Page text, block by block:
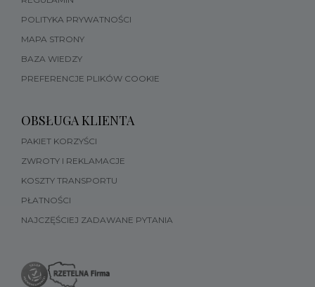
POLITYKA PRYWATNOŚCI
MAPA STRONY
BAZA WIEDZY
PREFERENCJE PLIKÓW COOKIE
OBSŁUGA KLIENTA
PAKIET KORZYŚCI
ZWROTY I REKLAMACJE
KOSZTY TRANSPORTU
PŁATNOŚCI
NAJCZĘŚCIEJ ZADAWANE PYTANIA